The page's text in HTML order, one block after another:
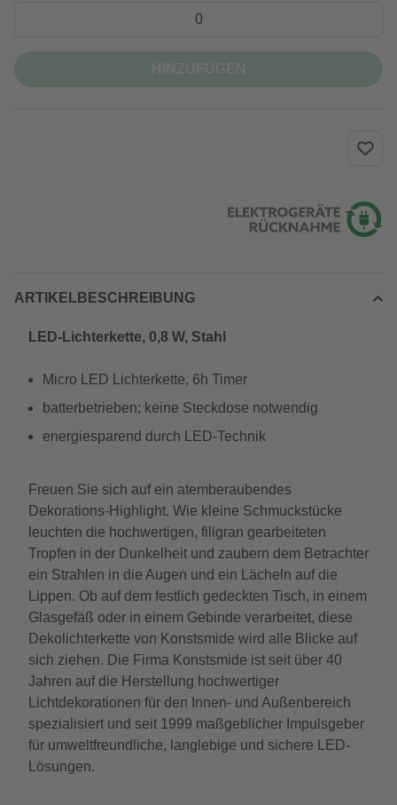
ARTIKELBESCHREIBUNG
LED-Lichterkette, 0,8 W, Stahl
Micro LED Lichterkette, 6h Timer
batterbetrieben; keine Steckdose notwendig
energiesparend durch LED-Technik
Freuen Sie sich auf ein atemberaubendes
Dekorations-Highlight. Wie kleine Schmuckstücke
leuchten die hochwertigen, filigran gearbeiteten
Tropfen in der Dunkelheit und zaubern dem Betrachter
ein Strahlen in die Augen und ein Lächeln auf die
Lippen. Ob auf dem festlich gedeckten Tisch, in einem
Glasgefäß oder in einem Gebinde verarbeitet, diese
Dekolichterkette von Konstsmide wird alle Blicke auf
sich ziehen. Die Firma Konstsmide ist seit über 40
Jahren auf die Herstellung hochwertiger
Lichtdekorationen für den Innen- und Außenbereich
spezialisiert und seit 1999 maßgeblicher Impulsgeber
für umweltfreundliche, langlebige und sichere LED-
Lösungen.